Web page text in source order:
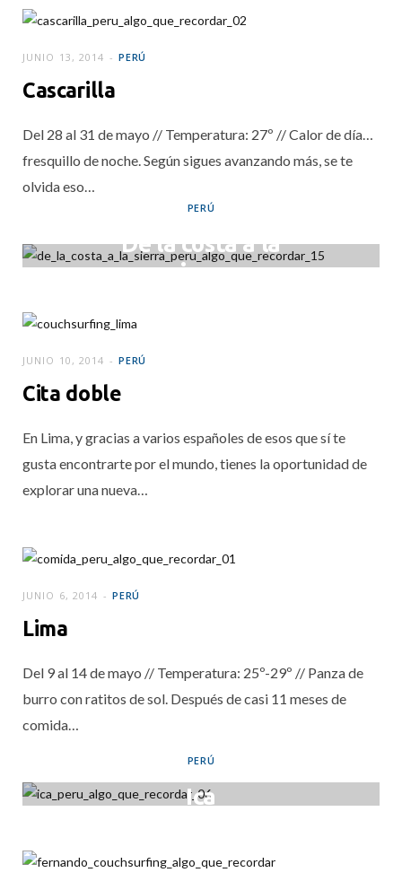
PERÚ
JUNIO 13, 2014
Cascarilla
Del 28 al 31 de mayo // Temperatura: 27º // Calor de día…
fresquillo de noche. Según sigues avanzando más, se te
olvida eso…
PERÚ
De la costa a la
sierra
PERÚ
JUNIO 10, 2014
Cita doble
En Lima, y gracias a varios españoles de esos que sí te
gusta encontrarte por el mundo, tienes la oportunidad de
explorar una nueva…
PERÚ
JUNIO 6, 2014
Lima
Del 9 al 14 de mayo // Temperatura: 25º-29º // Panza de
burro con ratitos de sol. Después de casi 11 meses de
comida…
PERÚ
Ica